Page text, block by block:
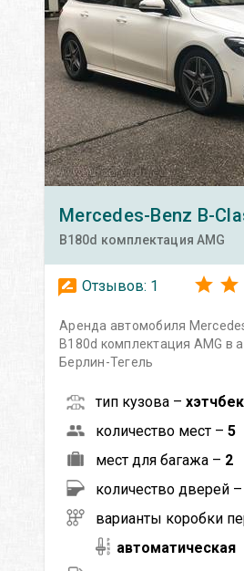
Mercedes-Benz B-
B180d комплектация AMG
Отзывов: 1
Аренда автомобиля
B180d комплектация AMG в
Берлин-Тегель
тип кузова – хэтчбек
количество мест – 5
мест для багажа – 2
количество дверей –
варианты коробки
автоматическая